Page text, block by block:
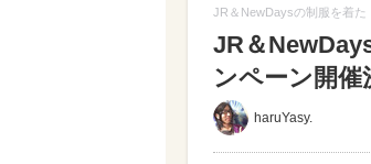
JR＆NewDaysの制服を着た
JR＆
ンペーン開催
haruYasy.